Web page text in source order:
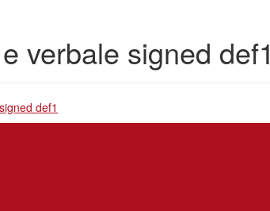
verbale signed def1
def1